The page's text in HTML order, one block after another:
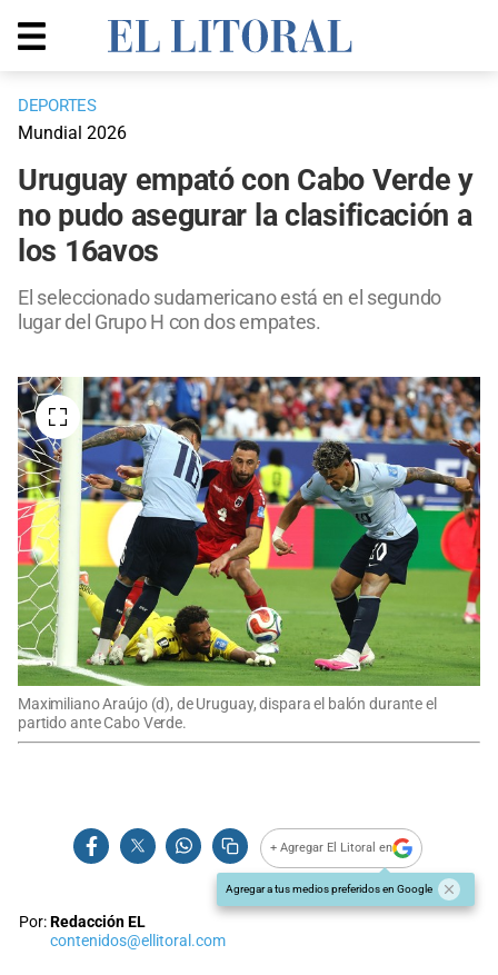
DEPORTES
Mundial 2026
Uruguay empató con Cabo Verde y
no pudo asegurar la clasificación a
los 16avos
El seleccionado sudamericano está en el segundo
lugar del Grupo H con dos empates.
Maximiliano Araújo (d), de Uruguay, dispara el balón durante el
partido ante Cabo Verde.
+ Agregar El Litoral en
Agregar a tus medios preferidos en Google
Por:Redacción EL
contenidos@ellitoral.com